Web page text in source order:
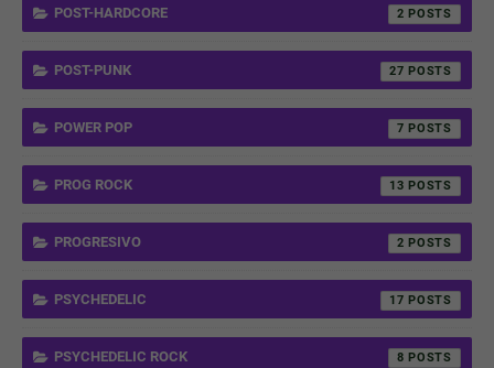
POST-HARDCORE 2
POST-PUNK 27
POWER POP 7
PROG ROCK 13
PROGRESIVO 2
PSYCHEDELIC 17
PSYCHEDELIC ROCK 8